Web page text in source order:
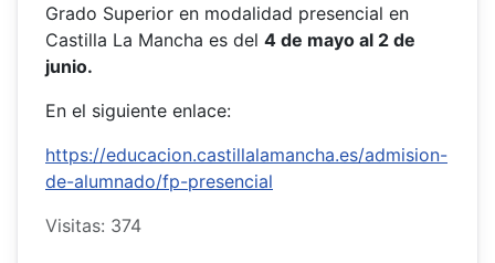
Grado Superior en modalidad presencial en
Castilla La Mancha es del 4 de mayo al 2 de
junio.
En el siguiente enlace:
https://educacion.castillalamancha.es/admision-
de-alumnado/fp-presencial
Visitas: 374